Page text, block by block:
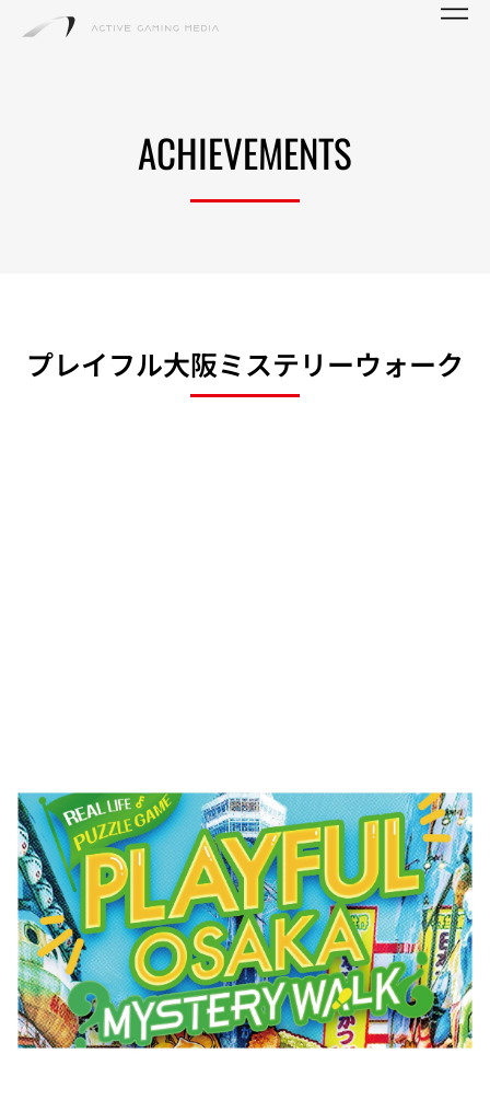
ACHIEVEMENTS
プレイフル大阪ミステリーウォーク